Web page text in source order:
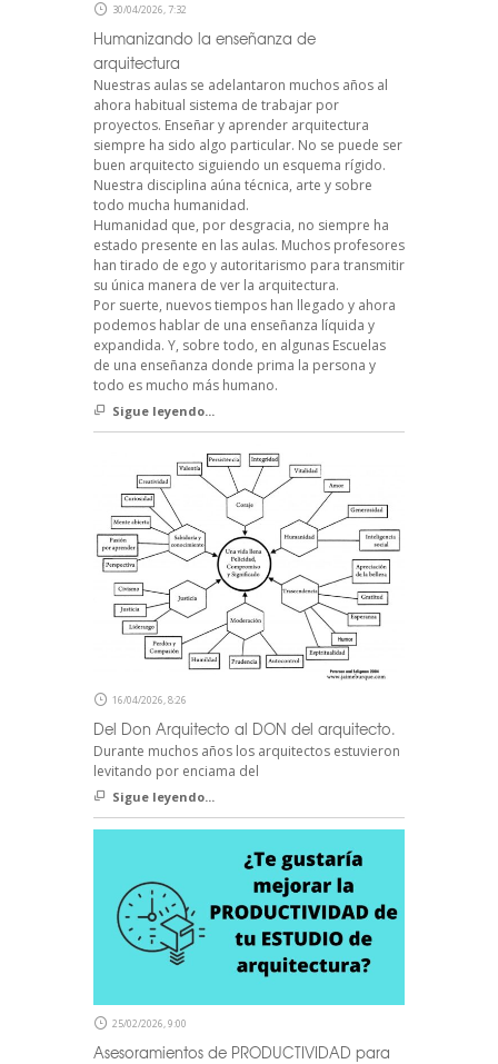
30/04/2026, 7:32
Humanizando la enseñanza de
arquitectura
Nuestras aulas se adelantaron muchos años al
ahora habitual sistema de trabajar por
proyectos. Enseñar y aprender arquitectura
siempre ha sido algo particular. No se puede ser
buen arquitecto siguiendo un esquema rígido.
Nuestra disciplina aúna técnica, arte y sobre
todo mucha humanidad.
Humanidad que, por desgracia, no siempre ha
estado presente en las aulas. Muchos profesores
han tirado de ego y autoritarismo para transmitir
su única manera de ver la arquitectura.
Por suerte, nuevos tiempos han llegado y ahora
podemos hablar de una enseñanza líquida y
expandida. Y, sobre todo, en algunas Escuelas
de una enseñanza donde prima la persona y
todo es mucho más humano.
Sigue leyendo...
16/04/2026, 8:26
Del Don Arquitecto al DON del arquitecto.
Durante muchos años los arquitectos estuvieron
levitando por enciama del
Sigue leyendo...
25/02/2026, 9:00
Asesoramientos de PRODUCTIVIDAD para